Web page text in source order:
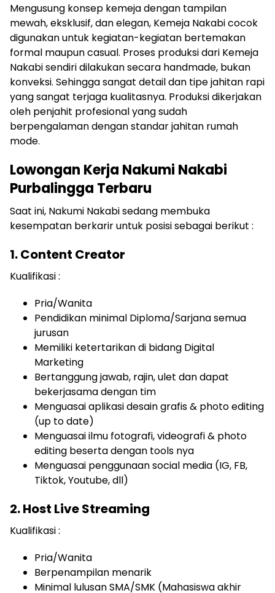
Mengusung konsep kemeja dengan tampilan
mewah, eksklusif, dan elegan, Kemeja Nakabi cocok
digunakan untuk kegiatan-kegiatan bertemakan
formal maupun casual. Proses produksi dari Kemeja
Nakabi sendiri dilakukan secara handmade, bukan
konveksi. Sehingga sangat detail dan tipe jahitan rapi
yang sangat terjaga kualitasnya. Produksi dikerjakan
oleh penjahit profesional yang sudah
berpengalaman dengan standar jahitan rumah
mode.
Lowongan Kerja Nakumi Nakabi
Purbalingga Terbaru
Saat ini, Nakumi Nakabi sedang membuka
kesempatan berkarir untuk posisi sebagai berikut :
1. Content Creator
Kualifikasi :
Pria/Wanita
Pendidikan minimal Diploma/Sarjana semua
jurusan
Memiliki ketertarikan di bidang Digital
Marketing
Bertanggung jawab, rajin, ulet dan dapat
bekerjasama dengan tim
Menguasai aplikasi desain grafis & photo editing
(up to date)
Menguasai ilmu fotografi, videografi & photo
editing beserta dengan tools nya
Menguasai penggunaan social media (IG, FB,
Tiktok, Youtube, dll)
2. Host Live Streaming
Kualifikasi :
Pria/Wanita
Berpenampilan menarik
Minimal lulusan SMA/SMK (Mahasiswa akhir